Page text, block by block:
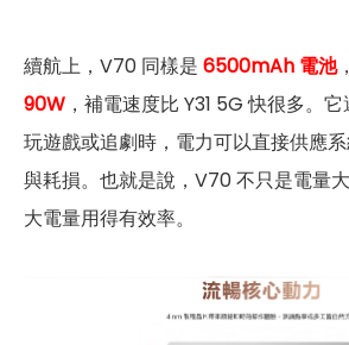
續航上，V70 同樣是 6500mAh 電池
90W ，補電速度比 Y31 5G 快很多。
玩遊戲或追劇時，電力可以直接供應
與耗損。也就是說，V70 不只是電量
大電量用得有效率。